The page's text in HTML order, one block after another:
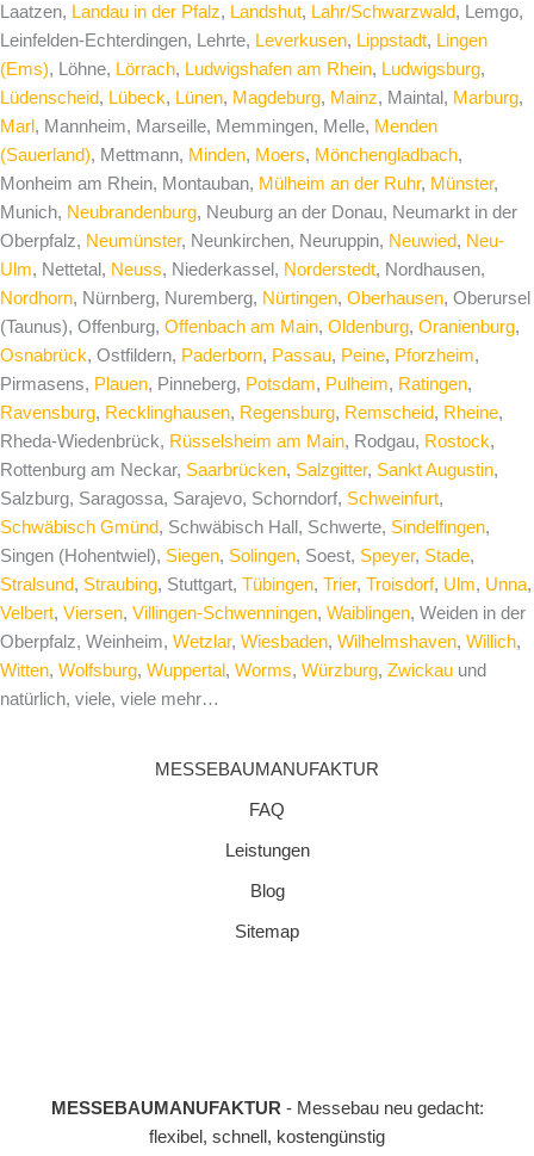
Laatzen, Landau in der Pfalz, Landshut, Lahr/Schwarzwald, Lemgo,
Leinfelden-Echterdingen, Lehrte, Leverkusen, Lippstadt, Lingen
(Ems), Löhne, Lörrach, Ludwigshafen am Rhein, Ludwigsburg,
Lüdenscheid, Lübeck, Lünen, Magdeburg, Mainz, Maintal, Marburg,
Marl, Mannheim, Marseille, Memmingen, Melle, Menden
(Sauerland), Mettmann, Minden, Moers, Mönchengladbach,
Monheim am Rhein, Montauban, Mülheim an der Ruhr, Münster,
Munich, Neubrandenburg, Neuburg an der Donau, Neumarkt in der
Oberpfalz, Neumünster, Neunkirchen, Neuruppin, Neuwied, Neu-
Ulm, Nettetal, Neuss, Niederkassel, Norderstedt, Nordhausen,
Nordhorn, Nürnberg, Nuremberg, Nürtingen, Oberhausen, Oberursel
(Taunus), Offenburg, Offenbach am Main, Oldenburg, Oranienburg,
Osnabrück, Ostfildern, Paderborn, Passau, Peine, Pforzheim,
Pirmasens, Plauen, Pinneberg, Potsdam, Pulheim, Ratingen,
Ravensburg, Recklinghausen, Regensburg, Remscheid, Rheine,
Rheda-Wiedenbrück, Rüsselsheim am Main, Rodgau, Rostock,
Rottenburg am Neckar, Saarbrücken, Salzgitter, Sankt Augustin,
Salzburg, Saragossa, Sarajevo, Schorndorf, Schweinfurt,
Schwäbisch Gmünd, Schwäbisch Hall, Schwerte, Sindelfingen,
Singen (Hohentwiel), Siegen, Solingen, Soest, Speyer, Stade,
Stralsund, Straubing, Stuttgart, Tübingen, Trier, Troisdorf, Ulm, Unna,
Velbert, Viersen, Villingen-Schwenningen, Waiblingen, Weiden in der
Oberpfalz, Weinheim, Wetzlar, Wiesbaden, Wilhelmshaven, Willich,
Witten, Wolfsburg, Wuppertal, Worms, Würzburg, Zwickau und
natürlich, viele, viele mehr…
MESSEBAUMANUFAKTUR
FAQ
Leistungen
Blog
Sitemap
MESSEBAUMANUFAKTUR - Messebau neu gedacht:
flexibel, schnell, kostengünstig